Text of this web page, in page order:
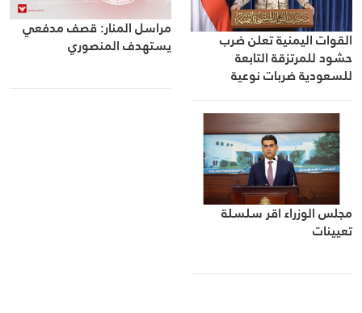
القوات اليمنية تعلن ضرب
حشود للمرتزقة التابعة
للسعودية ضربات نوعية
مراسل المنار: قصف مدفعي
يستهدف المنصوري
مجلس الوزراء اقر سلسلة
تعيينات